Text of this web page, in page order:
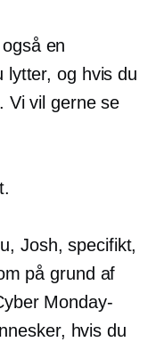
en
lytter, og hvis du
Vi vil gerne se
Josh, specifikt,
på grund af
​​Monday-
hvis du